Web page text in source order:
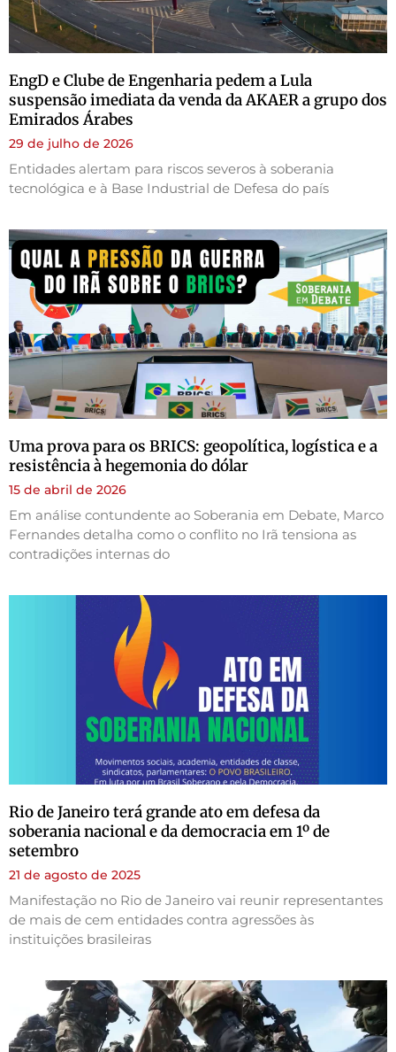
EngD e Clube de Engenharia pedem a Lula
suspensão imediata da venda da AKAER a grupo dos
Emirados Árabes
29 de julho de 2026
Entidades alertam para riscos severos à soberania
tecnológica e à Base Industrial de Defesa do país
Uma prova para os BRICS: geopolítica, logística e a
resistência à hegemonia do dólar
15 de abril de 2026
Em análise contundente ao Soberania em Debate, Marco
Fernandes detalha como o conflito no Irã tensiona as
contradições internas do
Rio de Janeiro terá grande ato em defesa da
soberania nacional e da democracia em 1º de
setembro
21 de agosto de 2025
Manifestação no Rio de Janeiro vai reunir representantes
de mais de cem entidades contra agressões às
instituições brasileiras